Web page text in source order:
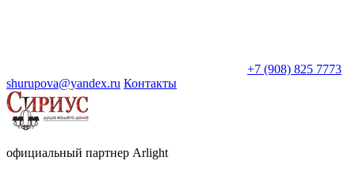
+7 (908) 825 7773
shurupova@yandex.ru Контакты
официальный партнер Arlight